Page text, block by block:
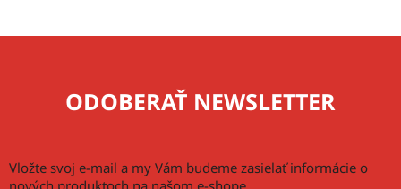
ODOBERAŤ NEWSLETTER
Vložte svoj e-mail a my Vám budeme zasielať informácie o
nových produktoch na našom e-shope.